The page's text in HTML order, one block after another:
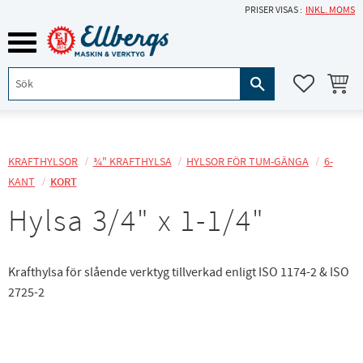
Meny
PRISER VISAS INKL. MOMS
KRAFTHYLSOR ¾" KRAFTHYLSA HYLSOR FÖR TUM-GÄNGA
6-
KANT
KORT
Hylsa 3/4" x 1-1/4"
Krafthylsa för slående verktyg tillverkad enligt ISO 1174-2 & ISO
2725-2